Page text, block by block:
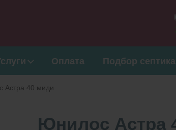
Оплата Подбор септика
Астра 40 миди
Юнилос Астра